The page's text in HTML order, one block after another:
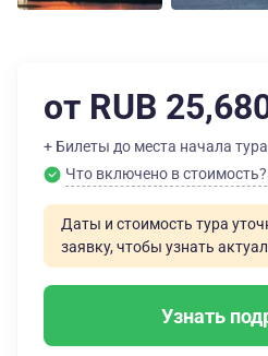
от RUB
+ Билеты до места начала тура
Что включено в стоимость?
Даты и стоимость тура
заявку, чтобы узнать
Узнать